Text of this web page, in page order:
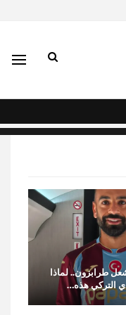
طرابزون.. لماذا
التركي هذه…